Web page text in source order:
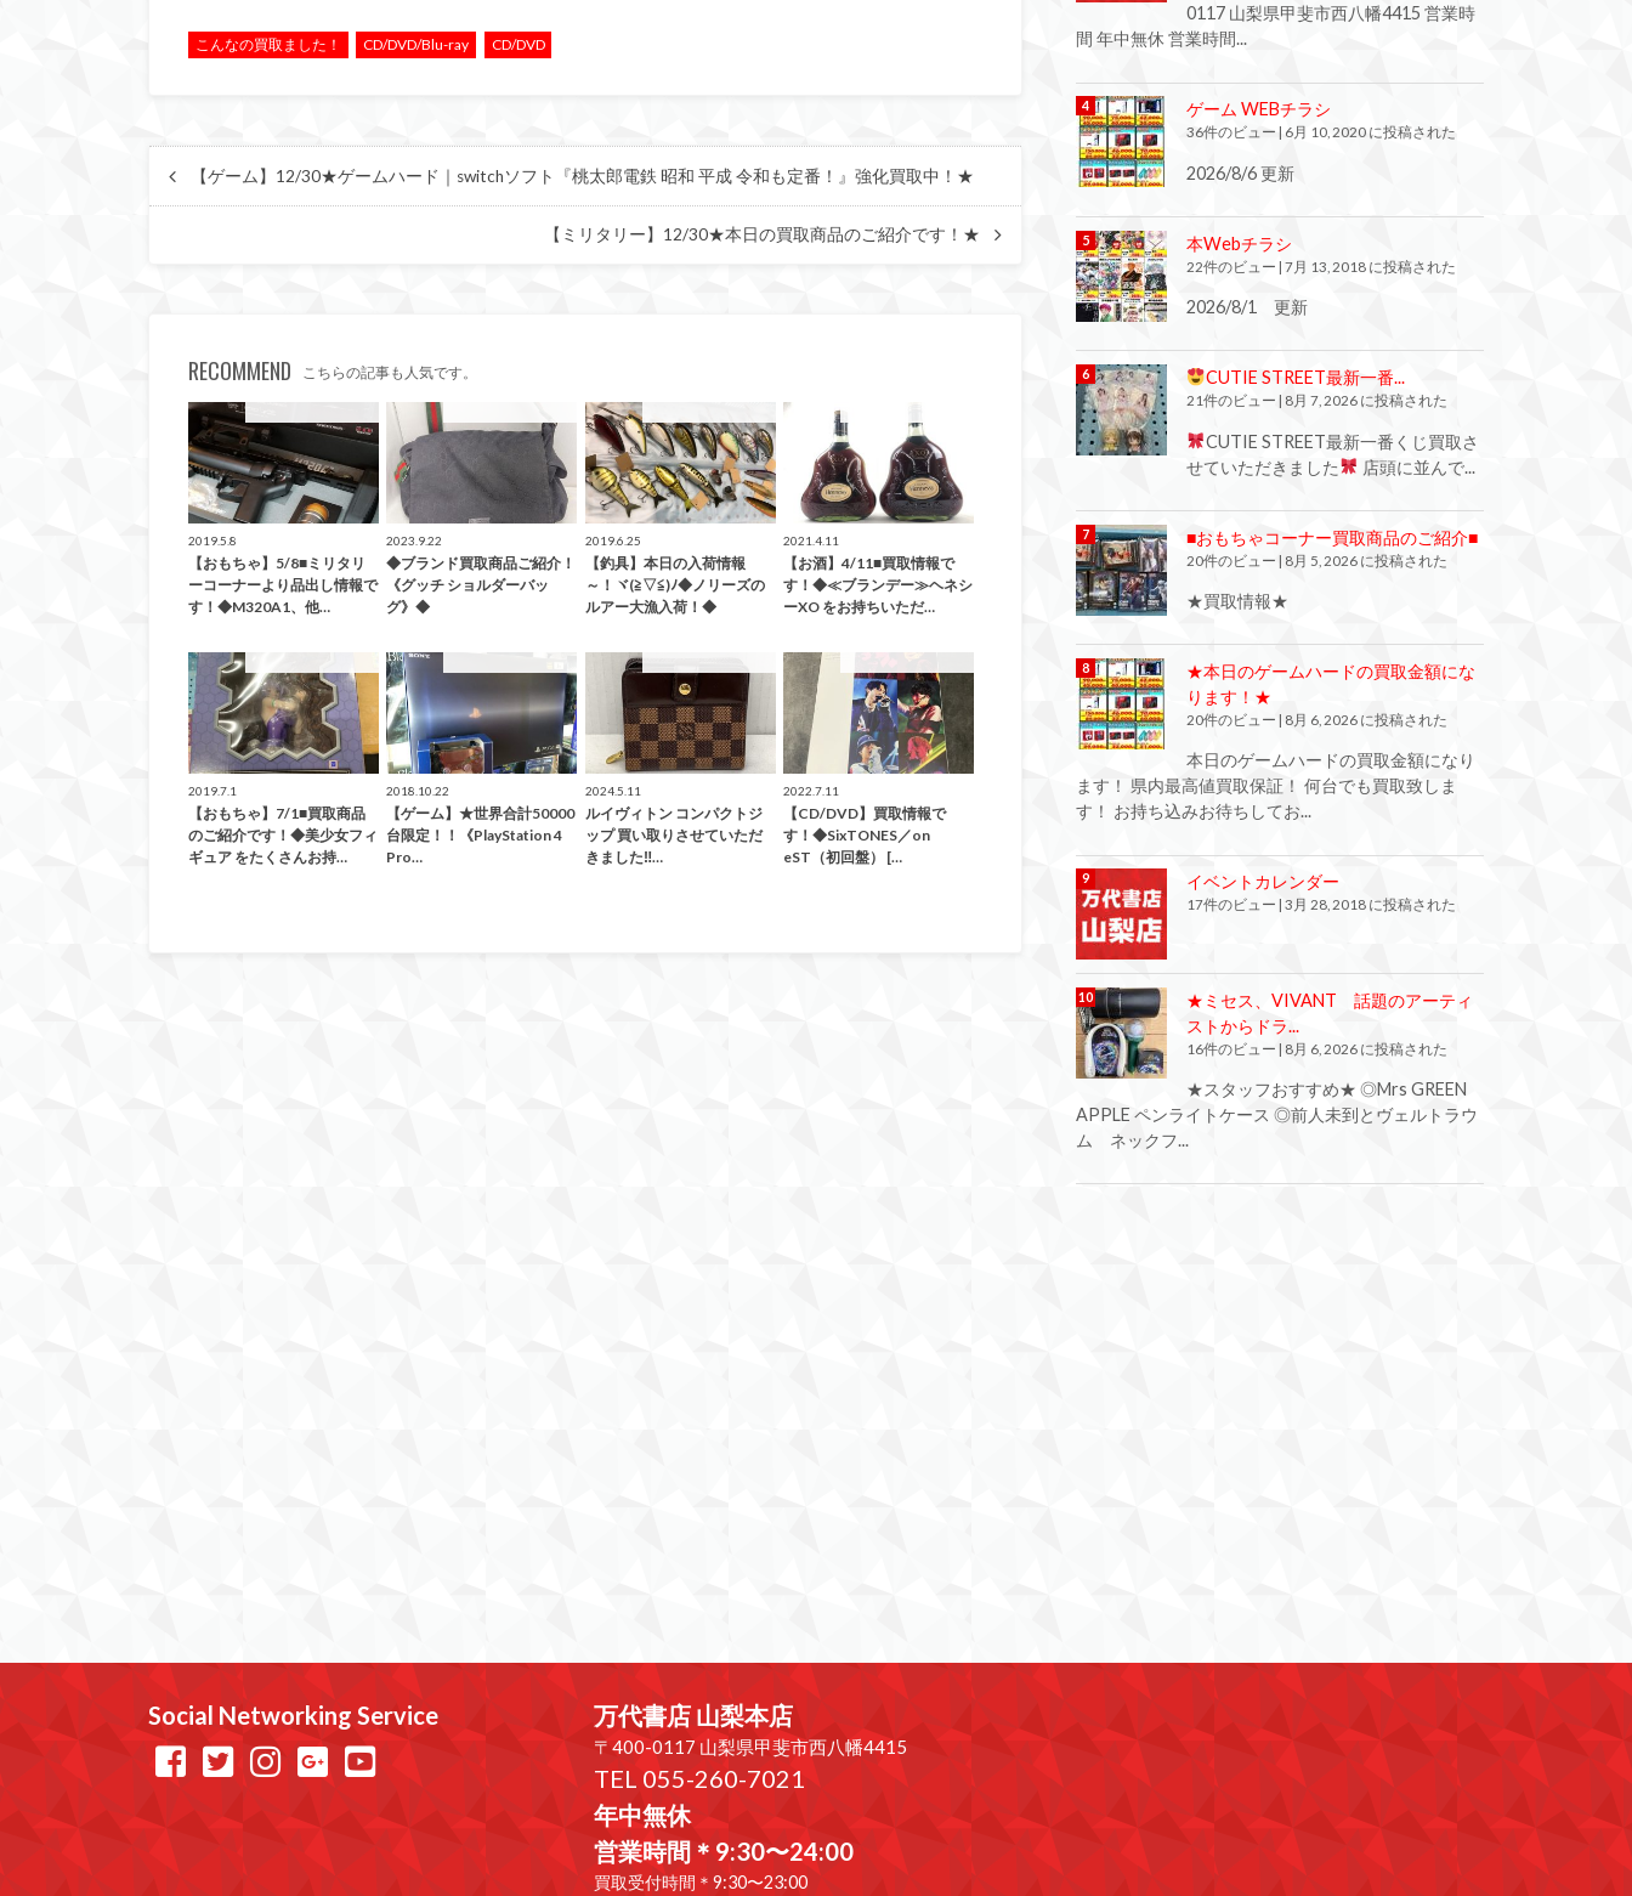
こんなの買取ました！ CD/DVD/Blu-ray CD/DVD
【ゲーム】12/30★ゲームハード｜switchソフト『桃太郎電鉄 昭和 平成 令和も定番！』強化買取中！★
【ミリタリー】12/30★本日の買取商品のご紹介です！★
RECOMMEND こちらの記事も人気です。
2019.5.8
【おもちゃ】5/8■ミリタリ
ーコーナーより品出し情報で
す！◆M320A1、他…
2023.9.22
◆ブランド買取商品ご紹介！
《グッチ ショルダーバッ
グ》◆
2019.6.25
【釣具】本日の入荷情報
～！ヾ(≧▽≦)ﾉ◆ノリーズの
ルアー大漁入荷！◆
2021.4.11
【お酒】4/11■買取情報で
す！◆≪ブランデー≫ヘネシ
ーXO をお持ちいただ…
2019.7.1
【おもちゃ】7/1■買取商品
のご紹介です！◆美少女フィ
ギュア をたくさんお持…
2018.10.22
【ゲーム】★世界合計50000
台限定！！《PlayStation 4
Pro…
2024.5.11
ルイヴィトン コンパクトジ
ップ 買い取りさせていただ
きました‼…
こんなの買取ました！
2022.7.11
【CD/DVD】買取情報で
す！◆SixTONES／on
eST（初回盤） […
0117 山梨県甲斐市西八幡4415 営業時
間 年中無休 営業時間...
ゲーム WEBチラシ
36件のビュー 6月 10, 2020 に投稿された
2026/8/6 更新
本Webチラシ
22件のビュー | 7月 13, 2018 に投稿された
2026/8/1 更新
CUTIE STREET最新一番...
21件のビュー 8月 7, 2026 に投稿された
CUTIE STREET最新一番くじ買取さ
せていただきました
店頭に並んで...
■おもちゃコーナー買取商品のご紹介■
20件のビュー | 8月 5, 2026 に投稿された
★買取情報★
★本日のゲームハードの買取金額にな
ります！★
20件のビュー | 8月 6, 2026 に投稿された
本日のゲームハードの買取金額になり
ます！ 県内最高値買取保証！ 何台でも買取致しま
す！ お持ち込みお待ちしてお...
イベントカレンダー
17件のビュー 3月 28, 2018 に投稿された
★ミセス、VIVANT 話題のアーティ
ストからドラ...
16件のビュー | 8月 6, 2026 に投稿された
★スタッフおすすめ★ ◎Mrs GREEN
APPLE ペンライトケース ◎前人未到とヴェルトラウ
ム ネックフ...
Social Networking Service 万代書店 山梨本店
〒400-0117 山梨県甲斐市西八幡4415
TEL 055-260-7021
年中無休
営業時間＊9:30〜24:00
買取受付時間＊9:30〜23:00